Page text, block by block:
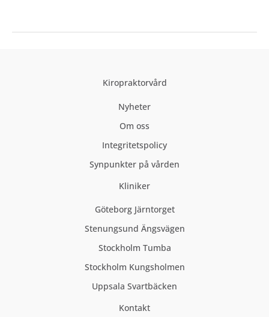
bokningssystem
Kiropraktorvård
Nyheter
Om oss
Integritetspolicy
Synpunkter på vården
Kliniker
Göteborg Järntorget
Stenungsund Ängsvägen
Stockholm Tumba
Stockholm Kungsholmen
Uppsala Svartbäcken
Kontakt